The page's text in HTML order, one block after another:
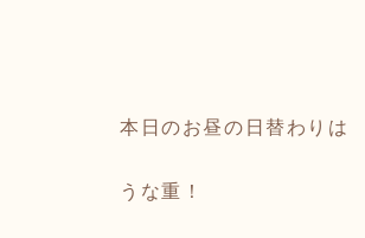
本日のお昼の日替わりは
うな重！